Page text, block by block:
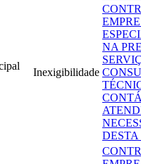
Inexigibilidade
NA